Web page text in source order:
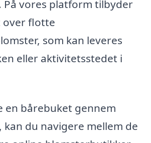
På vores platform tilbyder
over flotte
som kan leveres
eller aktivitetsstedet i
en bårebuket gennem
kan du navigere mellem de